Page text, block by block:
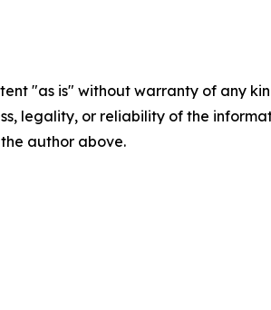
"as is" without warranty of any
legality, or reliability of the
author above.